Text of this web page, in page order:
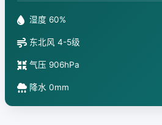
湿度 60%
东北风 4-5级
气压 906hPa
降水 0mm